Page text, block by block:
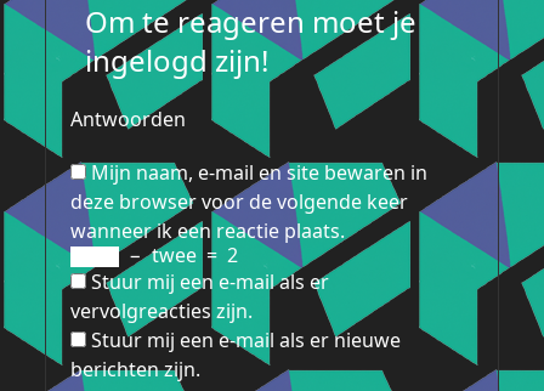
Om te reageren moet je
ingelogd zijn!
Antwoorden
Mijn naam, e-mail en site bewaren in
deze browser voor de volgende keer
wanneer ik een reactie plaats.
−twee = 2
Stuur mij een e-mail als er
vervolgreacties zijn.
Stuur mij een e-mail als er nieuwe
berichten zijn.